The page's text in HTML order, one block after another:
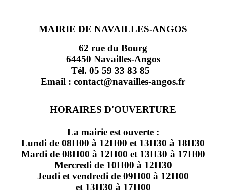
MAIRIE DE NAVAILLES-ANGOS
62 rue du Bourg
64450 Navailles-Angos
Tél. 05 59 33 83 85
Email : contact@navailles-angos.fr
HORAIRES D'OUVERTURE
La mairie est ouverte :
Lundi de 08H00 à 12H00 et 13H30 à 18H30
Mardi de 08H00 à 12H00 et 13H30 à 17H00
Mercredi de 10H00 à 12H30
Jeudi et vendredi de 09H00 à 12H00
et 13H30 à 17H00